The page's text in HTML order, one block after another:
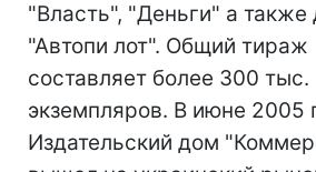
"Власть", "Деньги" а также
"Автопи лот". Общий тираж
составляет более 300 тыс.
экземпляров. В июне 2005
Издательский дом